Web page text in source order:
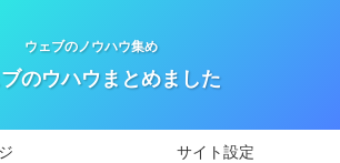
ウェブのノウハウ集め
のウハウまとめました
サイト設定